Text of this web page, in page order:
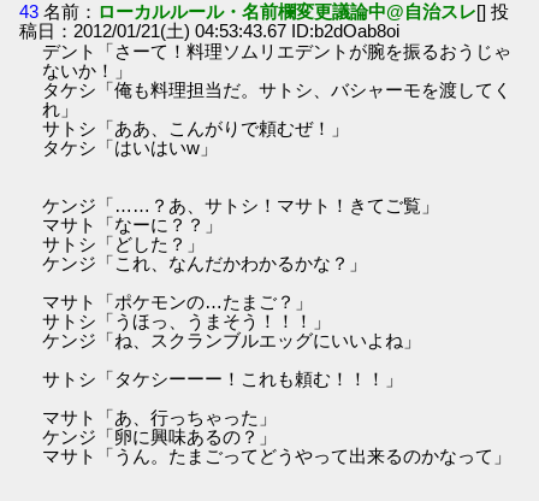
43 名前： ローカルルール・名前欄変更議論中@自治スレ[] 投
稿日：2012/01/21(土) 04:53:43.67 ID:b2dOab8oi
デント「さーて！料理ソムリエデントが腕を振るおうじゃ
ないか！」
タケシ「俺も料理担当だ。サトシ、バシャーモを渡してく
れ」
サトシ「ああ、こんがりで頼むぜ！」
タケシ「はいはいw」
ケンジ「……？あ、サトシ！マサト！きてご覧」
マサト「なーに？？」
サトシ「どした？」
ケンジ「これ、なんだかわかるかな？」
マサト「ポケモンの…たまご？」
サトシ「うほっ、うまそう！！！」
ケンジ「ね、スクランブルエッグにいいよね」
サトシ「タケシーーー！これも頼む！！！」
マサト「あ、行っちゃった」
ケンジ「卵に興味あるの？」
マサト「うん。たまごってどうやって出来るのかなって」